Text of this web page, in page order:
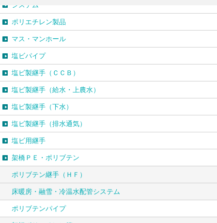
システム
ポリエチレン製品
マス・マンホール
塩ビパイプ
塩ビ製継手（ＣＣＢ）
塩ビ製継手（給水・上農水）
塩ビ製継手（下水）
塩ビ製継手（排水通気）
塩ビ用継手
架橋ＰＥ・ポリブテン
ポリブテン継手（ＨＦ）
床暖房・融雪・冷温水配管システム
ポリブテンパイプ